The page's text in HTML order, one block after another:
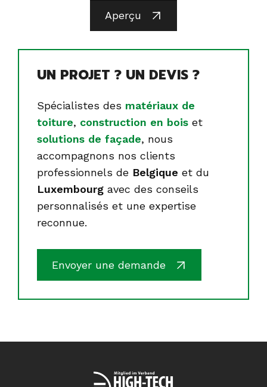
Aperçu
UN PROJET ? UN DEVIS ?
Spécialistes des matériaux de
toiture, construction en bois et
solutions de façade, nous
accompagnons nos clients
professionnels de Belgique et du
Luxembourg avec des conseils
personnalisés et une expertise
reconnue.
Envoyer une demande